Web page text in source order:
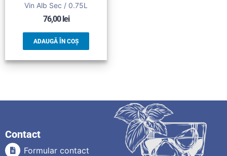
Vin Alb Sec / 0.75L
76,00lei
ADAUGĂ ÎN COȘ
Contact
Formular contact